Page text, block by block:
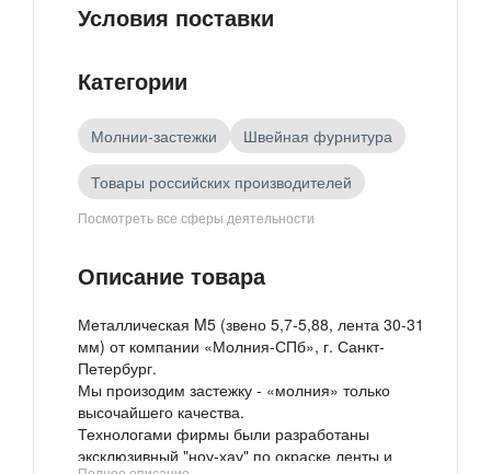
Условия поставки
Категории
Молнии-застежки Швейная фурнитура
Товары российских производителей
Текстиль
Посмотреть все сферы деятельности
Описание товара
Металлическая M5 (звено 5,7-5,88, лента 30-31
мм) от компании «Молния-СПб», г. Санкт-
Петербург.
Мы произодим застежку - «молния» только
высочайшего качества.
Технологами фирмы были разработаны
эксклюзивный "ноу-хау" по окраске ленты и